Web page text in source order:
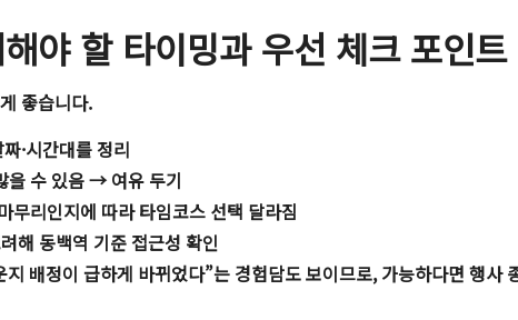
야 할 타이밍과 우선 체크 포인트
좋습니다.
·시간대를 정리
을 수 있음 → 여유 두기
무리인지에 따라 타임코스 선택 달라짐
해 동백역 기준 접근성 확인
배정이 급하게 바뀌었다”는 경험담도 보이므로, 가능하다면 행사